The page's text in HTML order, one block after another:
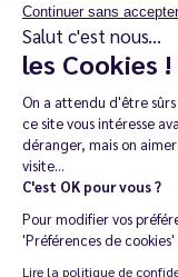
Continuer sans accepter
Salut c'est nous...
les Cookies !
On a attendu d'être
ce site vous intéresse
déranger, mais on
visite...
C'est OK pour vous ?
Pour modifier vos
'Préférences de
Lire la politique de
J’accepte de recevoir
LD Groupe
Restez en
La vente de cigarette
Copyright © 2014 -